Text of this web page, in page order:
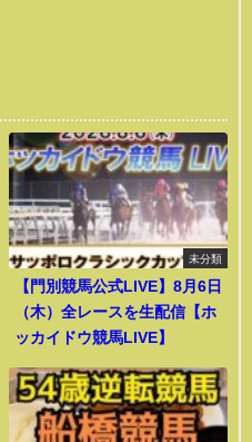
未分類
【門別競馬公式LIVE】8月6日
（木）全レースを生配信【ホ
ッカイドウ競馬LIVE】